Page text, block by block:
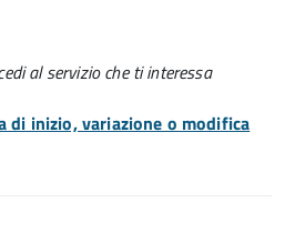
al servizio che ti interessa
di inizio, variazione o modifica